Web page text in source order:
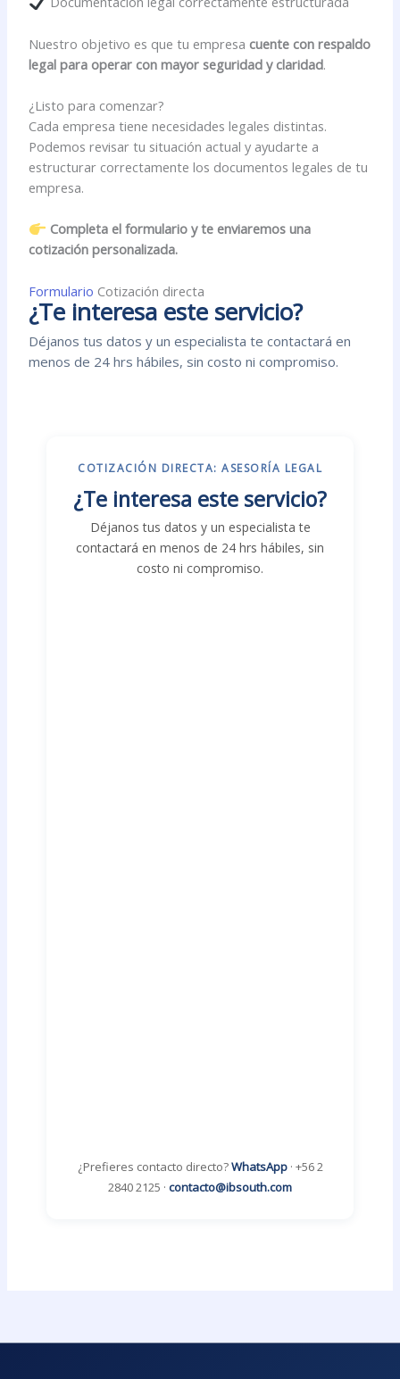
Nuestro objetivo es que tu empresa cuente con respaldo
legal para operar con mayor seguridad y claridad.
¿Listo para comenzar?
Cada empresa tiene necesidades legales distintas.
Podemos revisar tu situación actual y ayudarte a
estructurar correctamente los documentos legales de tu
empresa.
Completa el formulario y te enviaremos una
cotización personalizada.
Formulario Cotización directa
¿Te interesa este servicio?
Déjanos tus datos y un especialista te contactará en
menos de 24 hrs hábiles, sin costo ni compromiso.
COTIZACIÓN DIRECTA: ASESORÍA LEGAL
¿Te interesa este servicio?
Déjanos tus datos y un especialista te
contactará en menos de 24 hrs hábiles, sin
costo ni compromiso.
¿Prefieres contacto directo?WhatsApp· +56 2
2840 2125 · contacto@ibsouth.com